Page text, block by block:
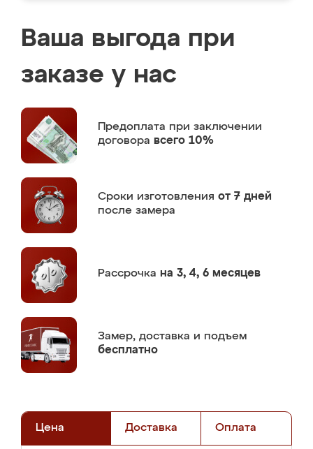
Ваша выгода при
заказе у нас
Предоплата при заключении
договора всего 10%
Сроки изготовления от 7 дней
после замера
Рассрочка на 3, 4, 6 месяцев
Замер, доставка и подъем
бесплатно
Цена Доставка Оплата